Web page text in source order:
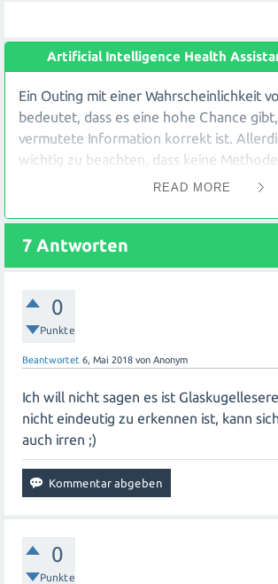
Artificial Intelligence Health
Ein Outing mit einer Wahrscheinlichkeit
bedeutet, dass es eine hohe Chance
vermutete Information korrekt ist.
wichtig zu beachten, dass keine
genau ist und es immer Raum für Fehler
Verdächtiges gesehen hat, könnte dies
darauf sein, dass die Vermutung richtig
jedoch auch möglich, dass sie sich irrt
das Gezeigte gezeigt hätte, um eine
Einschätzung vornehmen zu können.
du tatsächlich richtig liegst oder nicht.
sprichst du noch einmal mit deiner
versuchst herauszufinden, was genau sie
und warum sie denkt, dass es relevant
sein könnte.
READ MORE
7 Antworten
0
Punkte
Beantwortet 6, Mai 2018 von Anonym
Ich will nicht sagen es ist
nicht eindeutig zu erkennen ist, kann
auch irren ;)
0
Punkte